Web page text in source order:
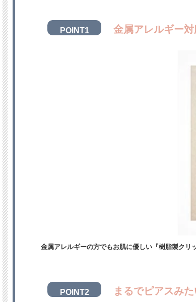
POINT1 金属アレルギー
金属アレルギーの方でもお肌に優しい『樹脂製クリ
POINT2 まるでピアスみた